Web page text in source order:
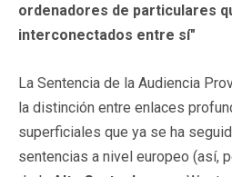
ordenadores de particulares
interconectados entre sí"
La Sentencia de la Audiencia
la distinción entre enlaces
superficiales que ya se ha
sentencias a nivel europeo (así,